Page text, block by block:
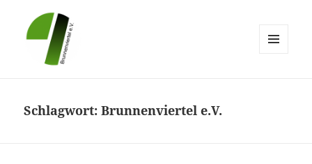
Schlagwort:Brunnenviertel e.V.